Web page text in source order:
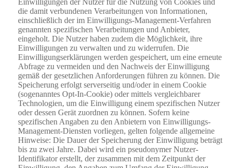
die damit verbundenen Verarbeitungen von Informationen,
einschließlich der im Einwilligungs-Management-Verfahren
genannten spezifischen Verarbeitungen und Anbieter,
eingeholt. Die Nutzer haben zudem die Möglichkeit, ihre
Einwilligungen zu verwalten und zu widerrufen. Die
Einwilligungserklärungen werden gespeichert, um eine erneute
Abfrage zu vermeiden und den Nachweis der Einwilligung
gemäß der gesetzlichen Anforderungen führen zu können. Die
Speicherung erfolgt serverseitig und/oder in einem Cookie
(sogenanntes Opt-In-Cookie) oder mittels vergleichbarer
Technologien, um die Einwilligung einem spezifischen Nutzer
oder dessen Gerät zuordnen zu können. Sofern keine
spezifischen Angaben zu den Anbietern von Einwilligungs-
Management-Diensten vorliegen, gelten folgende allgemeine
Hinweise: Die Dauer der Speicherung der Einwilligung beträgt
bis zu zwei Jahre. Dabei wird ein pseudonymer Nutzer-
Identifikator erstellt, der zusammen mit dem Zeitpunkt der